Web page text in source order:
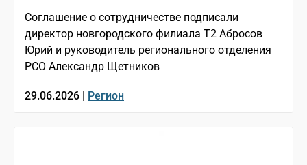
Соглашение о сотрудничестве подписали
директор новгородского филиала Т2 Абросов
Юрий и руководитель регионального отделения
РСО Александр Щетников
29.06.2026 | Регион